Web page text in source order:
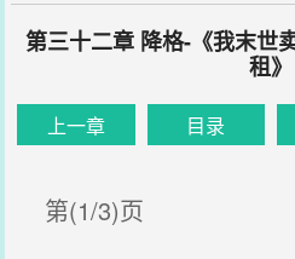
第三十二章 降格-《我末世
租》
上一章 目录
第(1/3)页